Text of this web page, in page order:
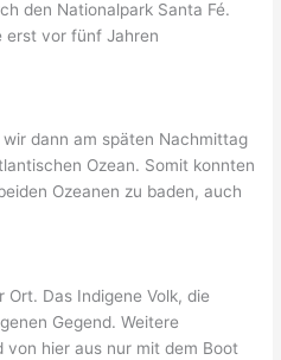
den Nationalpark Santa Fé.
erst vor fünf Jahren
dann am späten Nachmittag
Ozean. Somit konnten
Ozeanen zu baden, auch
Das Indigene Volk, die
Gegend. Weitere
von hier aus nur mit dem Boot